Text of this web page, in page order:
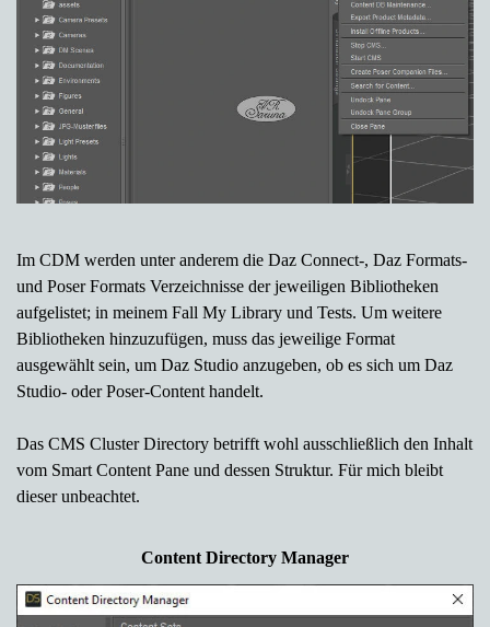
Im CDM werden unter anderem die Daz Connect-, Daz Formats-
und Poser Formats Verzeichnisse der jeweiligen Bibliotheken
aufgelistet; in meinem Fall My Library und Tests. Um weitere
Bibliotheken hinzuzufügen, muss das jeweilige Format
ausgewählt sein, um Daz Studio anzugeben, ob es sich um Daz
Studio- oder Poser-Content handelt.
Das CMS Cluster Directory betrifft wohl ausschließlich den Inhalt
vom Smart Content Pane und dessen Struktur. Für mich bleibt
dieser unbeachtet.
Content Directory Manager